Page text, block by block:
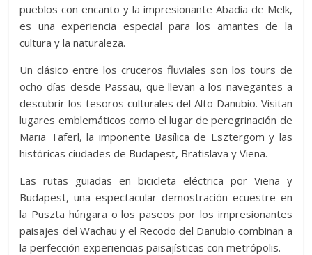
pueblos con encanto y la impresionante Abadía de Melk,
es una experiencia especial para los amantes de la
cultura y la naturaleza.
Un clásico entre los cruceros fluviales son los tours de
ocho días desde Passau, que llevan a los navegantes a
descubrir los tesoros culturales del Alto Danubio. Visitan
lugares emblemáticos como el lugar de peregrinación de
Maria Taferl, la imponente Basílica de Esztergom y las
históricas ciudades de Budapest, Bratislava y Viena.
Las rutas guiadas en bicicleta eléctrica por Viena y
Budapest, una espectacular demostración ecuestre en
la Puszta húngara o los paseos por los impresionantes
paisajes del Wachau y el Recodo del Danubio combinan a
la perfección experiencias paisajísticas con metrópolis.